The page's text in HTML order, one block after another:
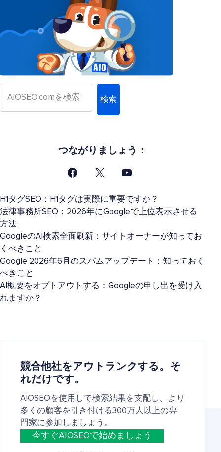
検索
つながりましょう：
H1タグSEO：H1タグは実際に重要ですか？
法律事務所SEO：2026年にGoogleで上位表示させる
方法
GoogleのAI検索全面刷新：サイトオーナーが知ってお
くべきこと
Google 2026年6月のスパムアップデート：知っておく
べきこと
AI概要をオプトアウトする：Googleの申し出を受け入
れますか？
競合他社をアウトランクする。そ
れだけです。
AIOSEOを使用して検索結果を支配し、より
多くの顧客を引き付ける300万人以上の専
門家に参加しましょう。
今すぐAIOSEOで始めましょう